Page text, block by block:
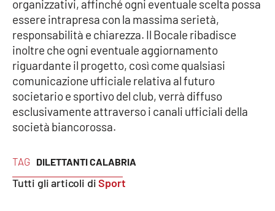
EDIZIONI
LOCALI
Catanzaro
Crotone
Vibo Valentia
TAG DILETTANTI CALABRIA
Tutti gli articoli diSport
organizzativi, affinché ogni eventuale scelta possa
essere intrapresa con la massima serietà,
responsabilità e chiarezza. Il Bocale ribadisce
inoltre che ogni eventuale aggiornamento
riguardante il progetto, così come qualsiasi
comunicazione ufficiale relativa al futuro
societario e sportivo del club, verrà diffuso
esclusivamente attraverso i canali ufficiali della
società biancorossa.